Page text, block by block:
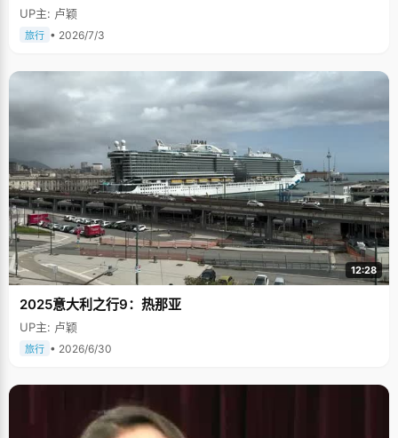
UP主: 卢颖
旅行 • 2026/7/3
12:28
2025意大利之行9：热那亚
UP主: 卢颖
旅行 • 2026/6/30